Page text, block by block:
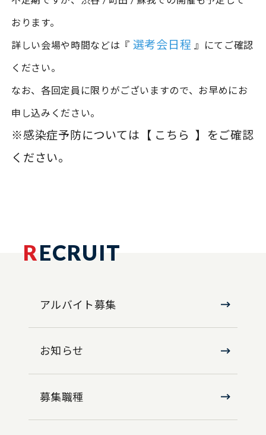
おります。
詳しい会場や時間などは『 選考会日程 』にてご確認
ください。
なお、各回定員に限りがございますので、お早めにお
申し込みください。
※感染症予防については【 こちら 】をご確認
ください。
RECRUIT
アルバイト募集
お知らせ
募集職種